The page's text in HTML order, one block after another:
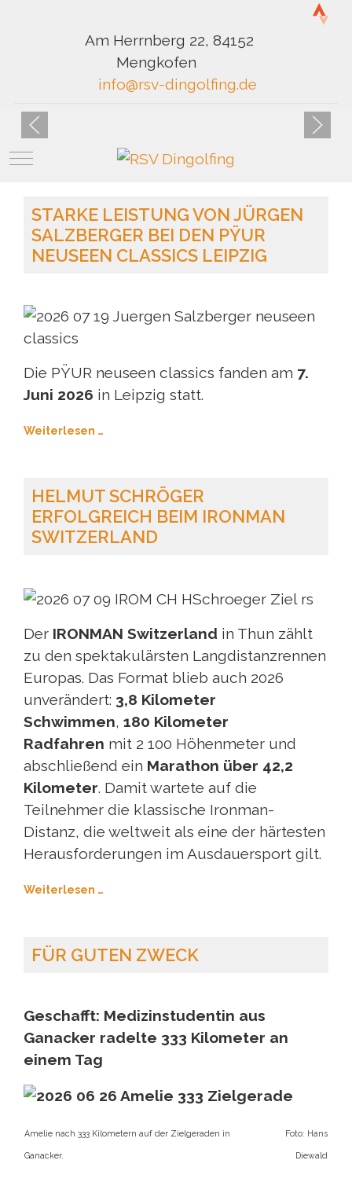
Am Herrnberg 22, 84152
Mengkofen
info@rsv-dingolfing.de
Mobile Menu Toggle
STARKE LEISTUNG VON JÜRGEN
SALZBERGER BEI DEN PŸUR
NEUSEEN CLASSICS LEIPZIG
Die PŸUR neuseen classics fanden am 7.
Juni 2026 in Leipzig statt.
Weiterlesen …
HELMUT SCHRÖGER
ERFOLGREICH BEIM IRONMAN
SWITZERLAND
Der IRONMAN Switzerland in Thun zählt
zu den spektakulärsten Langdistanzrennen
Europas. Das Format blieb auch 2026
unverändert: 3,8 Kilometer
Schwimmen, 180 Kilometer
Radfahren mit 2 100 Höhenmeter und
abschließend ein Marathon über 42,2
Kilometer. Damit wartete auf die
Teilnehmer die klassische Ironman-
Distanz, die weltweit als eine der härtesten
Herausforderungen im Ausdauersport gilt.
Weiterlesen …
FÜR GUTEN ZWECK
Geschafft: Medizinstudentin aus
Ganacker radelte 333 Kilometer an
einem Tag
Amelie nach 333 Kilometern auf der Zielgeraden in
Ganacker.
Foto: Hans
Diewald